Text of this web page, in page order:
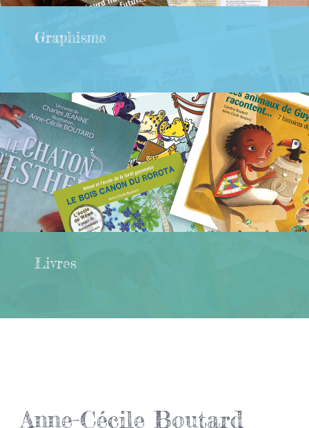
Graphisme
Livres
Anne-Cécile Boutard